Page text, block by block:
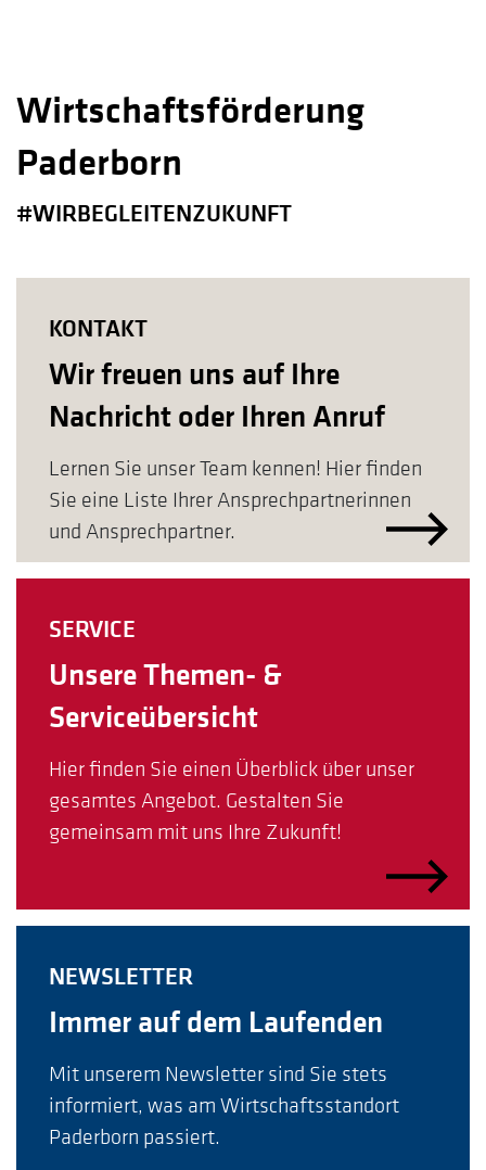
Wirtschaftsförderung
Paderborn
#WIRBEGLEITENZUKUNFT
KONTAKT
Wir freuen uns auf Ihre
Nachricht oder Ihren Anruf
Lernen Sie unser Team kennen! Hier finden
Sie eine Liste Ihrer Ansprechpartnerinnen
und Ansprechpartner.
SERVICE
Unsere Themen- &
Serviceübersicht
Hier finden Sie einen Überblick über unser
gesamtes Angebot. Gestalten Sie
gemeinsam mit uns Ihre Zukunft!
NEWSLETTER
Immer auf dem Laufenden
Mit unserem Newsletter sind Sie stets
informiert, was am Wirtschaftsstandort
Paderborn passiert.